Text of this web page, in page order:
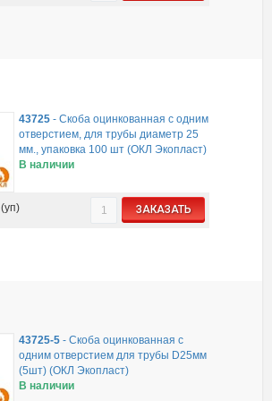
43725- Скоба оцинкованная с одним
отверстием, для трубы диаметр 25
мм., упаковка 100 шт (ОКЛ Экопласт)
В наличии
(уп) ЗАКАЗАТЬ
43725-5- Скоба оцинкованная с
одним отверстием для трубы D25мм
(5шт) (ОКЛ Экопласт)
В наличии